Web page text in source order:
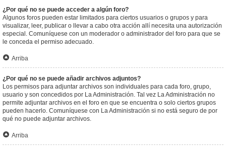
¿Por qué no se puede acceder a algún foro?
Algunos foros pueden estar limitados para ciertos usuarios o grupos y para
visualizar, leer, publicar o llevar a cabo otra acción allí necesita una autorización
especial. Comuníquese con un moderador o administrador del foro para que se
le conceda el permiso adecuado.
Arriba
¿Por qué no se puede añadir archivos adjuntos?
Los permisos para adjuntar archivos son individuales para cada foro, grupo,
usuario y son concedidos por La Administración. Tal vez La Administración no
permite adjuntar archivos en el foro en que se encuentra o solo ciertos grupos
pueden hacerlo. Comuníquese con La Administración si no está seguro de por
qué no puede adjuntar archivos.
Arriba